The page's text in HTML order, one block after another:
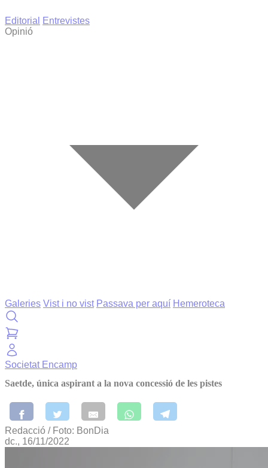
Editorial
Entrevistes
Opinió
Galeries Vist i no vist Passava per aquí Hemeroteca
Societat Encamp
Saetde, única aspirant a la nova concessió de les pistes
Redacció / Foto: BonDia
dc., 16/11/2022